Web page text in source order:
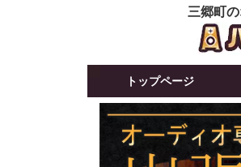
三郷町
トップページ